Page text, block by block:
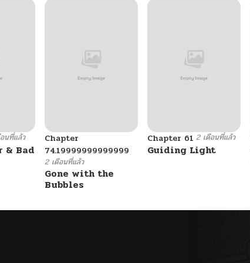
นที่แล้ว
& Bad
Chapter
74.19999999999999
2 เดือนที่แล้ว
Gone with the
Bubbles
Chapter 61 2 เดือนที่แล้ว
Guiding Light